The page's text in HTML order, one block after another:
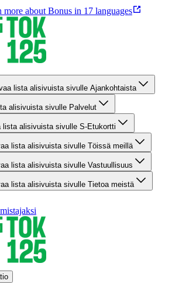
more about Bonus in 17 languages
lista alisivuista sivulle Ajankohtaista
alisivuista sivulle Palvelut
lista alisivuista sivulle S-Etukortti
lista alisivuista sivulle Töissä meillä
lista alisivuista sivulle Vastuullisuus
lista alisivuista sivulle Tietoa meistä